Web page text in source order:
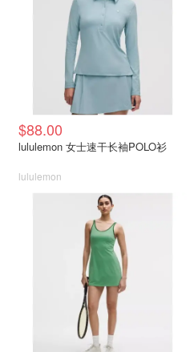
$88.00
lululemon 女士速干长袖POLO衫
lululemon